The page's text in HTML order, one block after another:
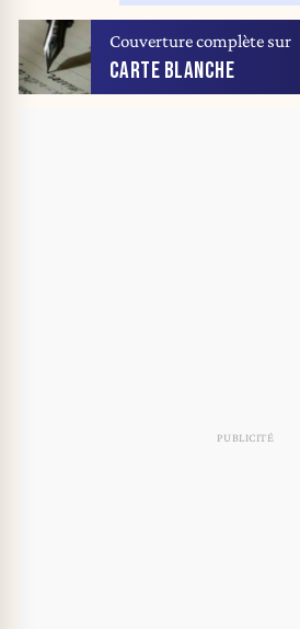
Couverture complète sur
CARTE BLANCHE